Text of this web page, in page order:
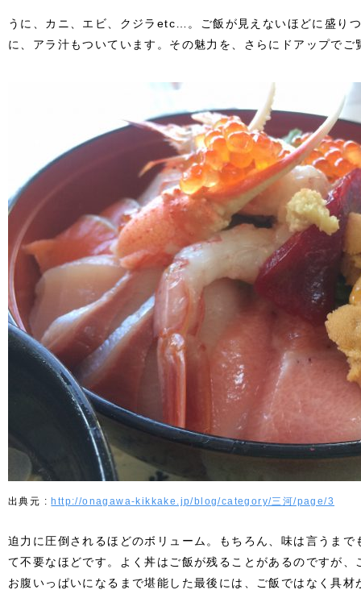
うに、カニ、エビ、クジラetc…。ご飯が見えないほどに盛り
に、アラ汁もついています。その魅力を、さらにドアップでご
http://onagawa-kikkake.jp/blog/category/三河/page/3
迫力に圧倒されるほどのボリューム。もちろん、味は言うま
て不要なほどです。よく丼はご飯が残ることがあるのですが
お腹いっぱいになるまで堪能した最後には、ご飯ではなく具